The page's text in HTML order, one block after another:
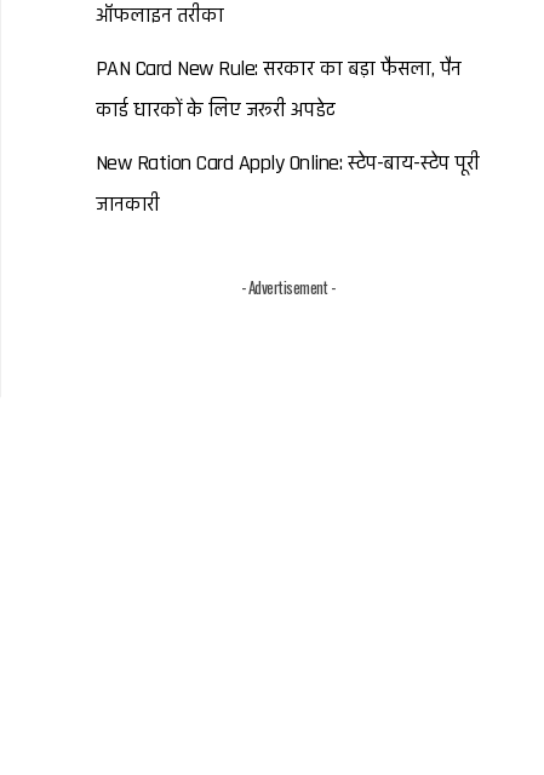
ऑफलाइन तरीका
PAN Card New Rule: सरकार का बड़ा फैसला, पैन
कार्ड धारकों के लिए जरूरी अपडेट
New Ration Card Apply Online: स्टेप-बाय-स्टेप पूरी
जानकारी
- Advertisement -